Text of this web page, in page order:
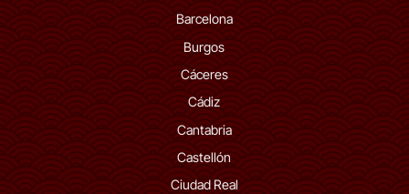
Barcelona
Burgos
Cáceres
Cádiz
Cantabria
Castellón
Ciudad Real